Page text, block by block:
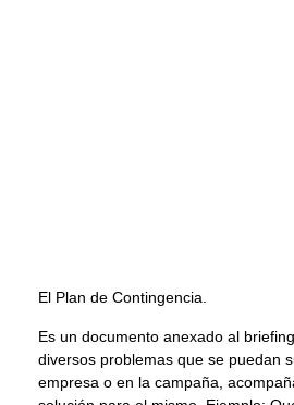
El Plan de Contingencia.
Es un documento anexado al
diversos problemas que se puedan
empresa o en la campaña,